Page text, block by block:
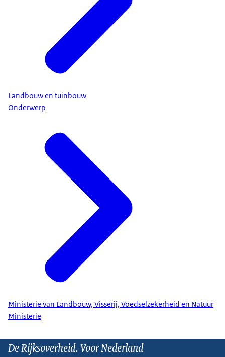
Landbouw en tuinbouw
Onderwerp
Ministerie van Landbouw, Visserij, Voedselzekerheid en Natuur
Ministerie
De Rijksoverheid. Voor Nederland